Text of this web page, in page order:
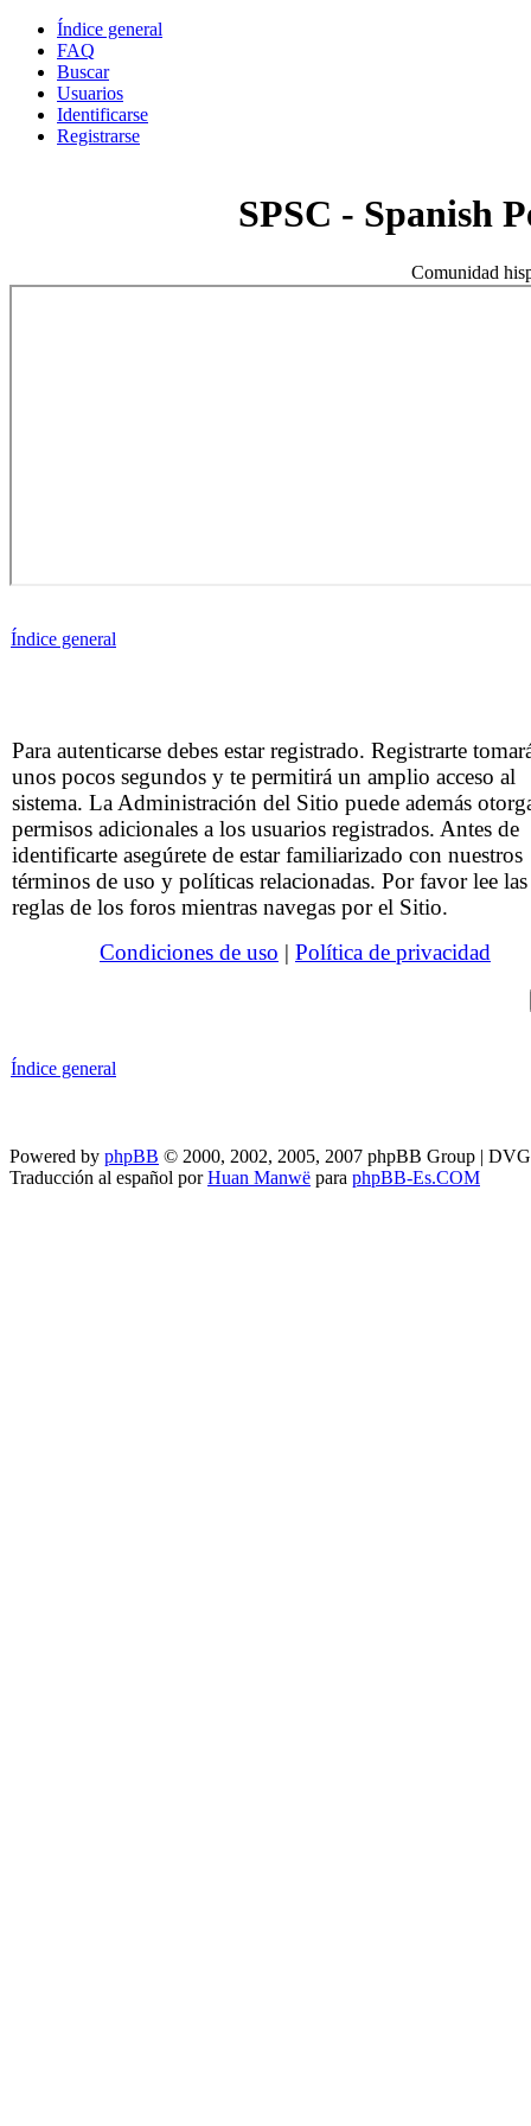
Índice general
FAQ
Buscar
Usuarios
Identificarse
Registrarse
SPSC - Spanish
Comunidad
Índice general
Para autenticarse debes estar registrado. Registrarte
unos pocos segundos y te permitirá un amplio acceso al
sistema. La Administración del Sitio puede además
permisos adicionales a los usuarios registrados. Antes de
identificarte asegúrete de estar familiarizado con nuestros
términos de uso y políticas relacionadas. Por favor lee las
reglas de los foros mientras navegas por el Sitio.
Condiciones de uso | Política de privacidad
Índice general
Powered by phpBB © 2000, 2002, 2005, 2007 phpBB Group |
Traducción al español porHuan Manwë para phpBB-Es.COM